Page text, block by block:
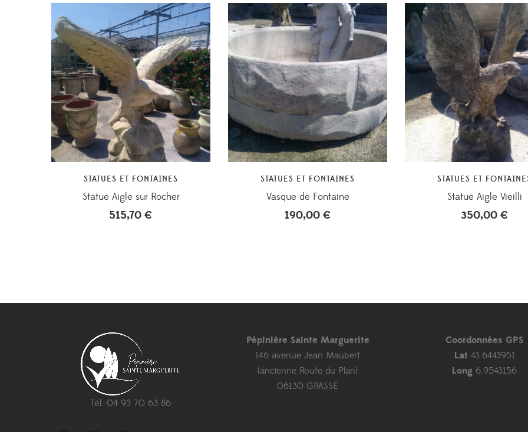
STATUES ET FONTAINES
Statue Aigle sur Rocher
515,70 €
STATUES ET FONTAINES
Vasque de Fontaine
190,00 €
STATUES ET
Statue Aigle Vieilli
350,00 €
Tél. 04 93 70 63 86
Pépinière Sainte Marguerite
146 avenue Jean Maubert
(ancienne Route du Plan)
06130 GRASSE
Coordonnées GPS
Lat 43.6443951
Long 6.9543156